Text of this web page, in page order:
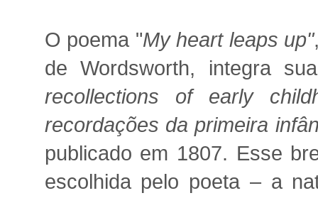
O poema "My heart leaps up"
de Wordsworth, integra
recollections of early
recordações da primeira
publicado em 1807. Esse
escolhida pelo poeta – a